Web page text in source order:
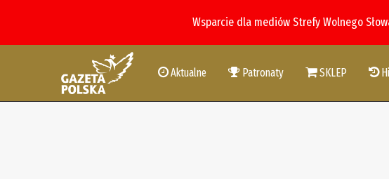
Wsparcie dla mediów Strefy Wolnego
Aktualne Patronaty SKLEP